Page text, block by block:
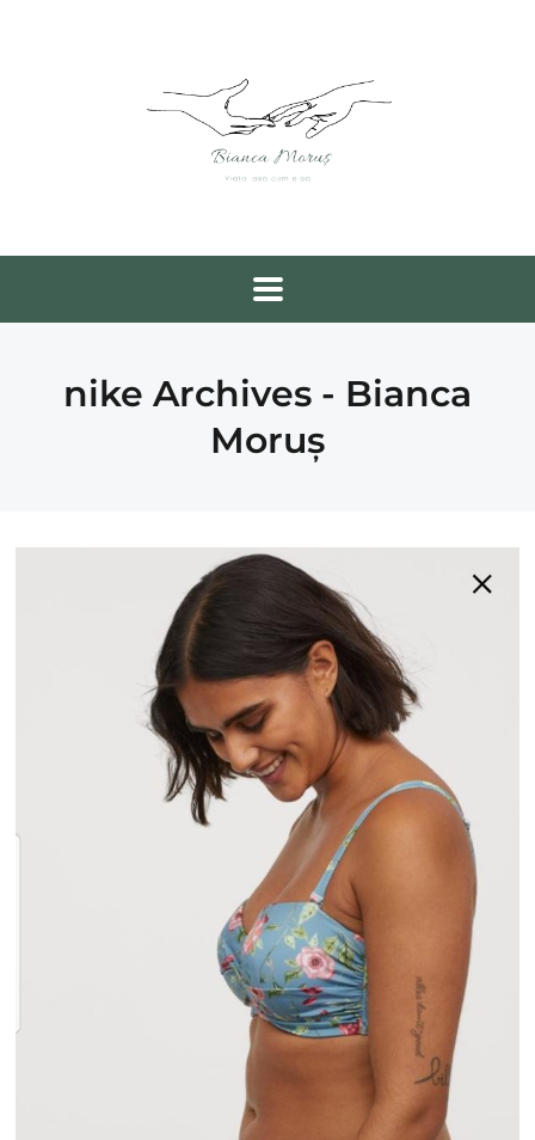
nike Archives - Bianca
Moruș